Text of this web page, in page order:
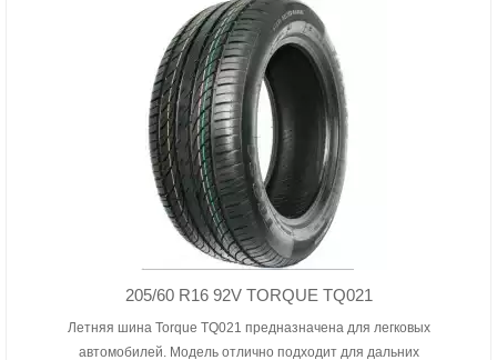
205/60 R16 92V TORQUE TQ021
Летняя шина Torque TQ021 предназначена для легковых
автомобилей. Модель отлично подходит для дальних